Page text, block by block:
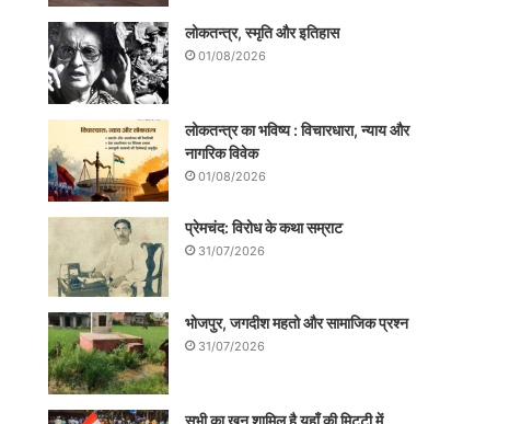
लोकतन्त्र, स्मृति और इतिहास
01/08/2026
लोकतन्त्र का भविष्य : विचारधारा, न्याय और
नागरिक विवेक
01/08/2026
प्रेमचंद: विरोध के कथा सम्राट
31/07/2026
भोजपुर, जगदीश महतो और सामाजिक प्रश्न
31/07/2026